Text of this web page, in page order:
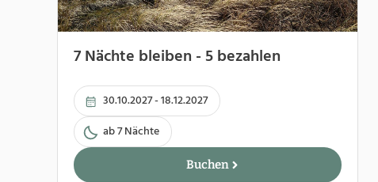
7 Nächte bleiben - 5 bezahlen
30.10.2027 - 18.12.2027
ab 7 Nächte
Buchen